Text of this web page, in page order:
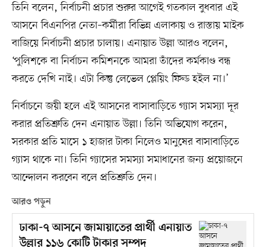
তিনি বলেন, নির্বাচনী প্রচার শুরুর আগেই গতকাল বুধবার এই
আসনে বিএনপির নেতা–কর্মীরা বিভিন্ন এলাকায় ও রাস্তায় মাইক
বাজিয়ে নির্বাচনী প্রচার চালায়। এনায়াত উল্লা আরও বলেন,
‘পুলিশকে বা নির্বাচন কমিশনকে আমরা তাঁদের কর্মকাণ্ড বন্ধ
করতে দেখি নাই। এটা কিন্তু লেভেল প্লেয়িং ফিল্ড হইল না।’
নির্বাচনে জয়ী হলে এই আসনের বাসাবাড়িতে গ্যাস সমস্যা দূর
করার প্রতিশ্রুতি দেন এনায়াত উল্লা। তিনি অভিযোগ করেন,
সরকার প্রতি মাসে ১ হাজার টাকা নিলেও মানুষের বাসাবাড়িতে
গ্যাস থাকে না। তিনি গ্যাসের সমস্যা সমাধানের জন্য প্রয়োজনে
আন্দোলন করবেন বলে প্রতিশ্রুতি দেন।
আরও পড়ুন
ঢাকা-৭ আসনে জামায়াতের প্রার্থী এনায়াত
উল্লার ১১৬ কোটি টাকার সম্পদ